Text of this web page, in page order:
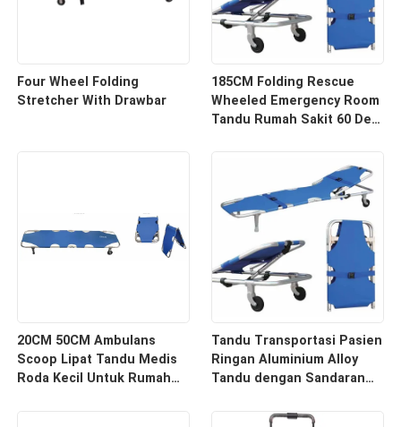
Four Wheel Folding
Stretcher With Drawbar
185CM Folding Rescue
Wheeled Emergency Room
Tandu Rumah Sakit 60 Deg
20CM 50CM Ambulans
Scoop Lipat Tandu Medis
Roda Kecil Untuk Rumah
Tandu Transportasi Pasien
Ringan Aluminium Alloy
Tandu dengan Sandaran
Darurat Medis